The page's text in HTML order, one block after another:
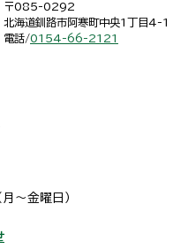
〒085-0292
北海道釧路市阿寒町中央1丁目4-1
電話/0154-66-2121
～金曜日）